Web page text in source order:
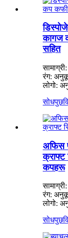
कागज
सहित
रंग:
लोगो:
सोधपुछ
अफिस
क्राफ्ट
कपहरू
रंग:
लोगो:
सोधपुछ